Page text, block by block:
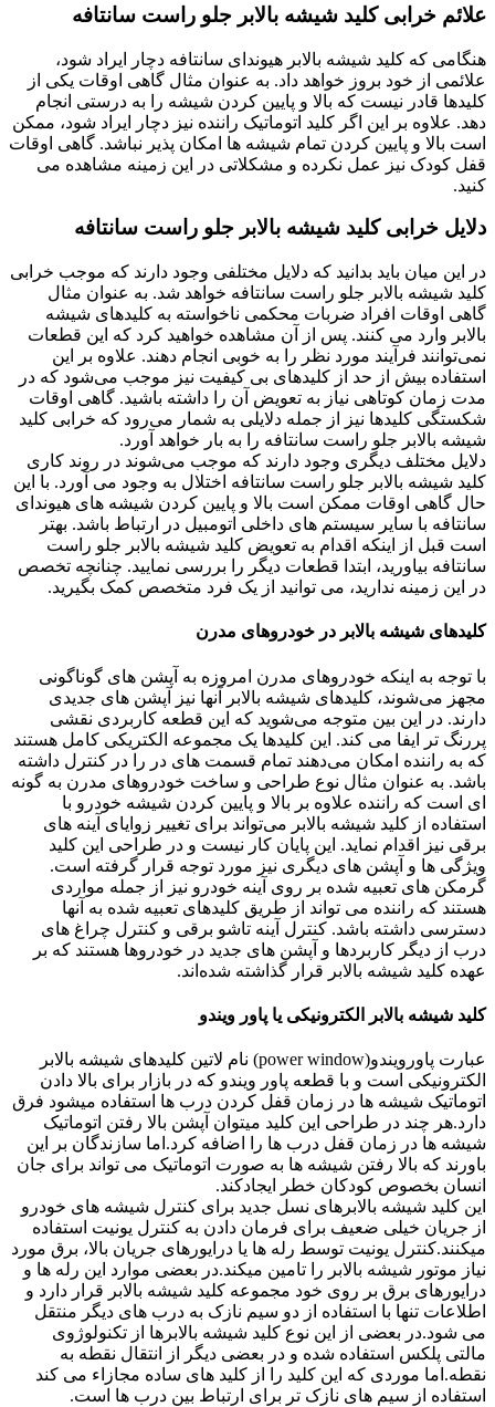
علائم خرابی کلید شیشه بالابر جلو راست سانتافه
هنگامی که کلید شیشه بالابر هیوندای سانتافه دچار ایراد شود،
علائمی از خود بروز خواهد داد. به عنوان مثال گاهی اوقات یکی از
کلیدها قادر نیست که بالا و پایین کردن شیشه را به درستی انجام
دهد. علاوه بر این اگر کلید اتوماتیک راننده نیز دچار ایراد شود، ممکن
است بالا و پایین کردن تمام شیشه ها امکان پذیر نباشد. گاهی اوقات
قفل کودک نیز عمل نکرده و مشکلاتی در این زمینه مشاهده می
کنید.
دلایل خرابی کلید شیشه بالابر جلو راست سانتافه
در این میان باید بدانید که دلایل مختلفی وجود دارند که موجب خرابی
کلید شیشه بالابر جلو راست سانتافه خواهد شد. به عنوان مثال
گاهی اوقات افراد ضربات محکمی ناخواسته به کلیدهای شیشه
بالابر وارد می کنند. پس از آن مشاهده خواهید کرد که این قطعات
نمی‌توانند فرآیند مورد نظر را به خوبی انجام دهند. علاوه بر این
استفاده بیش از حد از کلیدهای بی کیفیت نیز موجب می‌شود که در
مدت زمان کوتاهی نیاز به تعویض آن را داشته باشید. گاهی اوقات
شکستگی کلیدها نیز از جمله دلایلی به شمار می‌رود که خرابی کلید
شیشه بالابر جلو راست سانتافه را به بار خواهد آورد.
دلایل مختلف دیگری وجود دارند که موجب می‌شوند در روند کاری
کلید شیشه بالابر جلو راست سانتافه اختلال به وجود می آورد. با این
حال گاهی اوقات ممکن است بالا و پایین کردن شیشه های هیوندای
سانتافه با سایر سیستم های داخلی اتومبیل در ارتباط باشد. بهتر
است قبل از اینکه اقدام به تعویض کلید شیشه بالابر جلو راست
سانتافه بیاورید، ابتدا قطعات دیگر را بررسی نمایید. چنانچه تخصص
در این زمینه ندارید، می توانید از یک فرد متخصص کمک بگیرید.
کلیدهای شیشه بالابر در خودروهای مدرن
با توجه به اینکه خودروهای مدرن امروزه به آپشن های گوناگونی
مجهز می‌شوند، کلیدهای شیشه بالابر آنها نیز آپشن های جدیدی
دارند. در این بین متوجه می‌شوید که این قطعه کاربردی نقشی
پررنگ تر ایفا می کند. این کلیدها یک مجموعه الکتریکی کامل هستند
که به راننده امکان می‌دهند تمام قسمت های در را در کنترل داشته
باشد. به عنوان مثال نوع طراحی و ساخت خودروهای مدرن به گونه‌
ای است که راننده علاوه بر بالا و پایین کردن شیشه خودرو با
استفاده از کلید شیشه بالابر می‌تواند برای تغییر زوایای آینه های
برقی نیز اقدام نماید. این پایان کار نیست و در طراحی این کلید
ویژگی ها و آپشن های دیگری نیز مورد توجه قرار گرفته است.
گرمکن های تعبیه شده بر روی آینه خودرو نیز از جمله مواردی
هستند که راننده می تواند از طریق کلیدهای تعبیه شده به آنها
دسترسی داشته باشد. کنترل آینه تاشو برقی و کنترل چراغ های
درب از دیگر کاربردها و آپشن های جدید در خودروها هستند که بر
عهده کلید شیشه بالابر قرار گذاشته شده‌اند.
کلید شیشه بالابر الکترونیکی یا پاور ویندو
عبارت پاورویندو(power window) نام لاتین کلیدهای شیشه بالابر
الکترونیکی است و با قطعه پاور ویندو که در بازار برای بالا دادن
اتوماتیک شیشه ها در زمان قفل کردن درب ها استفاده میشود فرق
دارد.هر چند در طراحی این کلید میتوان آپشن بالا رفتن اتوماتیک
شیشه ها در زمان قفل درب ها را اضافه کرد.اما سازندگان بر این
باورند که بالا رفتن شیشه ها به صورت اتوماتیک می تواند برای جان
انسان بخصوص کودکان خطر ایجادکند.
این کلید شیشه بالابرهای نسل جدید برای کنترل شیشه های خودرو
از جریان خیلی ضعیف برای فرمان دادن به کنترل یونیت استفاده
میکنند.کنترل یونیت توسط رله ها یا درایورهای جریان بالا، برق مورد
نیاز موتور شیشه بالابر را تامین میکند.در بعضی موارد این رله ها و
درایورهای برق بر روی خود مجموعه کلید شیشه بالابر قرار دارد و
اطلاعات تنها با استفاده از دو سیم نازک به درب های دیگر منتقل
می شود.در بعضی از این نوع کلید شیشه بالابرها از تکنولوژوی
مالتی پلکس استفاده شده و در بعضی دیگر از انتقال نقطه به
نقطه.اما موردی که این کلید را از کلید های ساده مجازاء می کند
استفاده از سیم های نازک تر برای ارتباط بین درب ها است.